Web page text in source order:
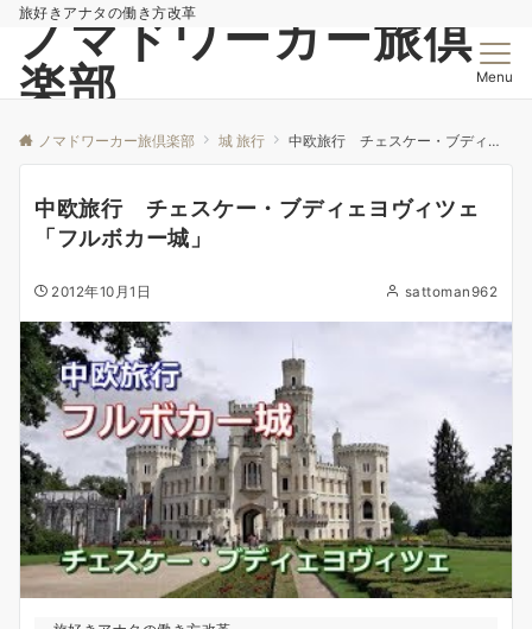
旅好きアナタの働き方改革
ノマドワーカー旅倶
楽部
Menu
ノマドワーカー旅倶楽部 城 旅行 中欧旅行 チェスケー・ブディェヨヴィツェ「フルボカー城」
中欧旅行 チェスケー・ブディェヨヴィツェ
「フルボカー城」
2012年10月1日 sattoman962